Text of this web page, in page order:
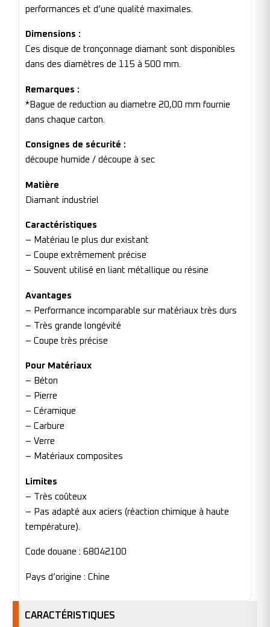
performances et d’une qualité maximales.
Dimensions :
Ces disque de tronçonnage diamant sont disponibles
dans des diamètres de 115 à 500 mm.
Remarques :
*Bague de reduction au diametre 20,00 mm fournie
dans chaque carton.
Consignes de sécurité :
découpe humide / découpe à sec
Matière
Diamant industriel
Caractéristiques
– Matériau le plus dur existant
– Coupe extrêmement précise
– Souvent utilisé en liant métallique ou résine
Avantages
– Performance incomparable sur matériaux très durs
– Très grande longévité
– Coupe très précise
Pour Matériaux
– Béton
– Pierre
– Céramique
– Carbure
– Verre
– Matériaux composites
Limites
– Très coûteux
– Pas adapté aux aciers (réaction chimique à haute
température).
Code douane : 68042100
Pays d’origine : Chine
CARACTÉRISTIQUES